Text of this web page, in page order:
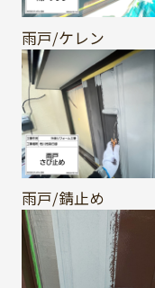
雨戸/ケレン
雨戸/錆止め